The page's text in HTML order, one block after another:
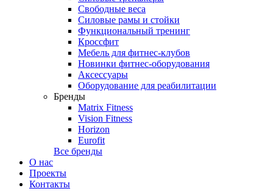
Свободные веса
Силовые рамы и стойки
Функциональный тренинг
Кроссфит
Мебель для фитнес-клубов
Новинки фитнес-оборудования
Аксессуары
Оборудование для реабилитации
Бренды
Matrix Fitness
Vision Fitness
Horizon
Eurofit
Все бренды
О нас
Проекты
Контакты